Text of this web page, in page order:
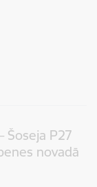
Šoseja P27
novadā